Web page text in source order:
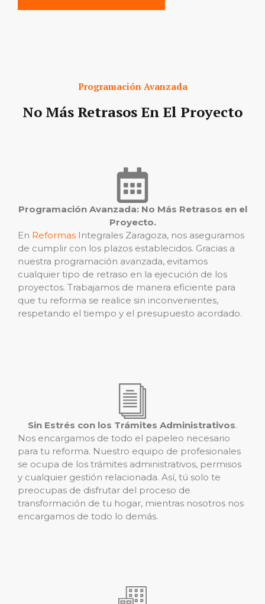
Programación Avanzada
No Más Retrasos En El Proyecto
Programación Avanzada: No Más Retrasos en el
Proyecto.
En Reformas Integrales Zaragoza, nos aseguramos
de cumplir con los plazos establecidos. Gracias a
nuestra programación avanzada, evitamos
cualquier tipo de retraso en la ejecución de los
proyectos. Trabajamos de manera eficiente para
que tu reforma se realice sin inconvenientes,
respetando el tiempo y el presupuesto acordado.
Sin Estrés con los Trámites Administrativos.
Nos encargamos de todo el papeleo necesario
para tu reforma. Nuestro equipo de profesionales
se ocupa de los trámites administrativos, permisos
y cualquier gestión relacionada. Así, tú solo te
preocupas de disfrutar del proceso de
transformación de tu hogar, mientras nosotros nos
encargamos de todo lo demás.